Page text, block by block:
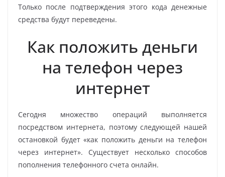
Только после подтверждения этого кода денежные
средства будут переведены.
Как положить деньги
на телефон через
интернет
Сегодня множество операций выполняется
посредством интернета, поэтому следующей нашей
остановкой будет «как положить деньги на телефон
через интернет». Существует несколько способов
пополнения телефонного счета онлайн.